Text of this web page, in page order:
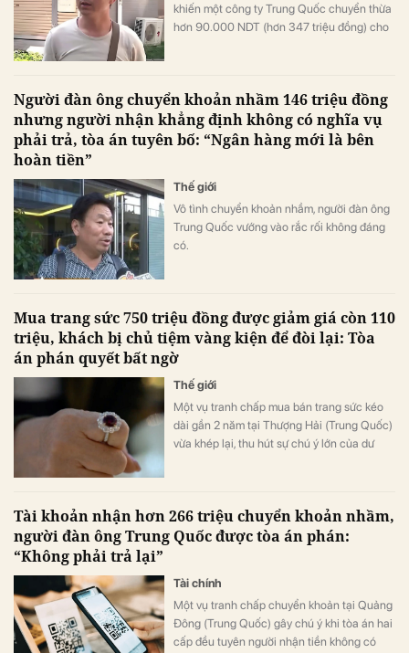
khiến một công ty Trung Quốc chuyển thừa
hơn 90.000 NDT (hơn 347 triệu đồng) cho
Người đàn ông chuyển khoản nhầm 146 triệu đồng
nhưng người nhận khẳng định không có nghĩa vụ
phải trả, tòa án tuyên bố: “Ngân hàng mới là bên
hoàn tiền”
Thế giới
Vô tình chuyển khoản nhầm, người đàn ông
Trung Quốc vướng vào rắc rối không đáng
có.
Mua trang sức 750 triệu đồng được giảm giá còn 110
triệu, khách bị chủ tiệm vàng kiện để đòi lại: Tòa
án phán quyết bất ngờ
Thế giới
Một vụ tranh chấp mua bán trang sức kéo
dài gần 2 năm tại Thượng Hải (Trung Quốc)
vừa khép lại, thu hút sự chú ý lớn của dư
Tài khoản nhận hơn 266 triệu chuyển khoản nhầm,
người đàn ông Trung Quốc được tòa án phán:
“Không phải trả lại”
Tài chính
Một vụ tranh chấp chuyển khoản tại Quảng
Đông (Trung Quốc) gây chú ý khi tòa án hai
cấp đều tuyên người nhận tiền không có